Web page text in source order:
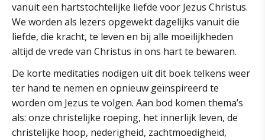
vanuit een hartstochtelijke liefde voor Jezus Christus.
We worden als lezers opgewekt dagelijks vanuit die
liefde, die kracht, te leven en bij alle moeilijkheden
altijd de vrede van Christus in ons hart te bewaren.
De korte meditaties nodigen uit dit boek telkens weer
ter hand te nemen en opnieuw geïnspireerd te
worden om Jezus te volgen. Aan bod komen thema’s
als: onze christelijke roeping, het innerlijk leven, de
christelijke hoop, nederigheid, zachtmoedigheid,